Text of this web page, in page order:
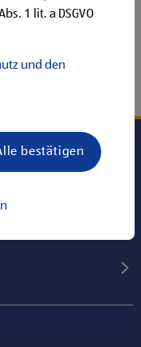
1 lit. a DSGVO
und den
bestätigen